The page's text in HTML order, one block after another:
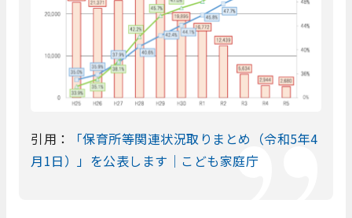
引用：
「保育所等関連状況取りまとめ（令和5年4
月1日）」を公表します｜こども家庭庁